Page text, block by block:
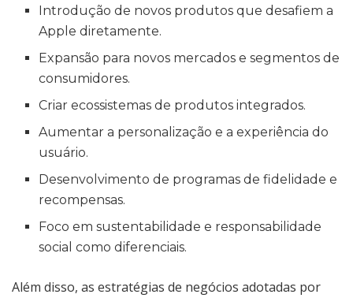
Introdução de novos produtos que desafiem a
Apple diretamente.
Expansão para novos mercados e segmentos de
consumidores.
Criar ecossistemas de produtos integrados.
Aumentar a personalização e a experiência do
usuário.
Desenvolvimento de programas de fidelidade e
recompensas.
Foco em sustentabilidade e responsabilidade
social como diferenciais.
Além disso, as estratégias de negócios adotadas por